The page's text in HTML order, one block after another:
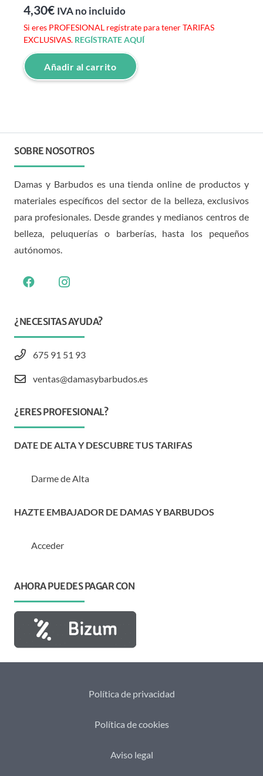
4,30€ IVA no incluido
Si eres PROFESIONAL regístrate para tener TARIFAS
EXCLUSIVAS. REGÍSTRATE AQUÍ
Añadir al carrito
SOBRE NOSOTROS
Damas y Barbudos es una tienda online de productos y
materiales específicos del sector de la belleza, exclusivos
para profesionales. Desde grandes y medianos centros de
belleza, peluquerías o barberías, hasta los pequeños
autónomos.
¿NECESITAS AYUDA?
675 91 51 93
ventas@damasybarbudos.es
¿ERES PROFESIONAL?
DATE DE ALTA Y DESCUBRE TUS TARIFAS
Darme de Alta
HAZTE EMBAJADOR DE DAMAS Y BARBUDOS
Acceder
AHORA PUEDES PAGAR CON
Política de privacidad
Política de cookies
Aviso legal